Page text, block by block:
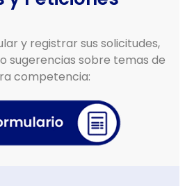
y registrar sus solicitudes,
sugerencias sobre temas de
competencia: